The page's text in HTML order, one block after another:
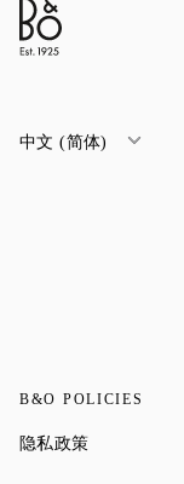
中文 (简体)
B&O POLICIES
隐私政策Link Opens